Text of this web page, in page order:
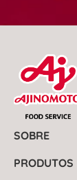
SOBRE
PRODUTOS